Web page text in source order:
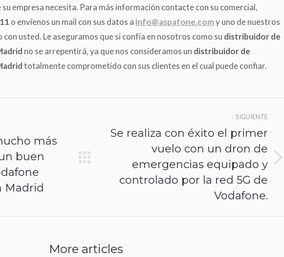
empresa necesita. Para más información contacte con su comercial,
o envíenos un mail con sus datos a info@aspafone.comy uno de nuestros
usted. Le aseguramos que si confía en nosotros como su distribuidor de
no se arrepentirá, ya que nos consideramos un distribuidor de
totalmente comprometido con sus clientes en el cual puede confiar.
más
buen
Madrid
SIGUIENTE
Publicación
siguiente:
Se realiza con éxito el primer
vuelo con un dron de
emergencias equipado y
controlado por la red 5G de
Vodafone.
More articles